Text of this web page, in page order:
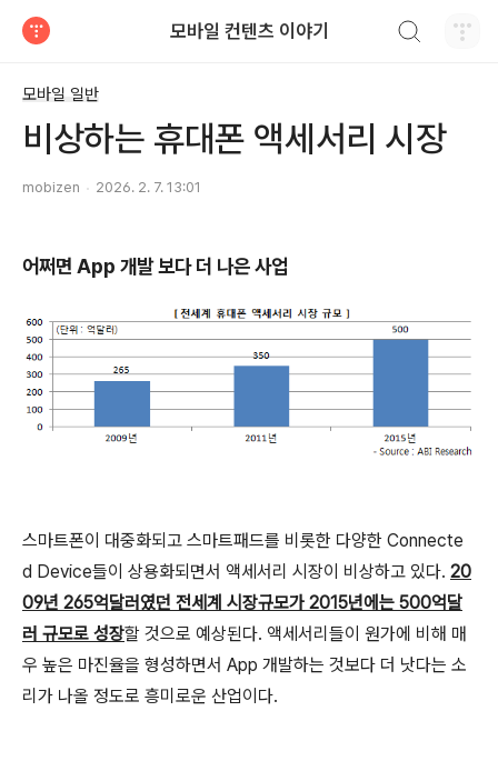
모바일 컨텐츠 이야기
모바일 일반
비상하는 휴대폰 액세서리 시장
mobizen 2026. 2. 7. 13:01
어쩌면 App 개발 보다 더 나은 사업
스마트폰이 대중화되고 스마트패드를 비롯한 다양한 Connecte
d Device들이 상용화되면서 액세서리 시장이 비상하고 있다. 20
09년 265억달러였던 전세계 시장규모가 2015년에는 500억달
러 규모로 성장할 것으로 예상된다. 액세서리들이 원가에 비해 매
우 높은 마진율을 형성하면서 App 개발하는 것보다 더 낫다는 소
리가 나올 정도로 흥미로운 산업이다.